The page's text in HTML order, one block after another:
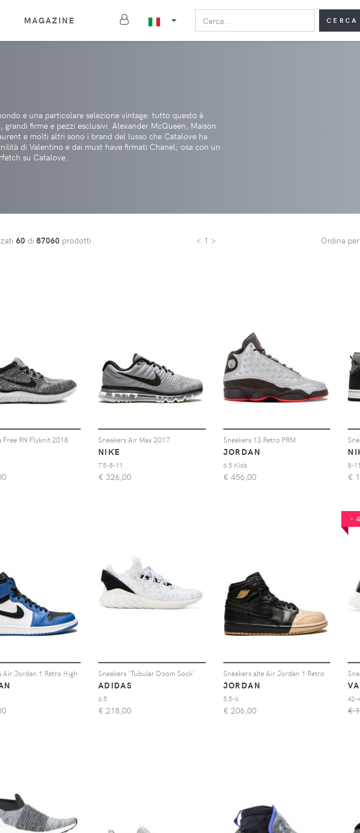
MAGAZINE CERCA
e una particolare selezione vintage: tutto questo è
firme e pezzi esclusivi. Alexander McQueen, Maison
e molti altri sono i brand del lusso che Catalove ha
di Valentino e dai must have firmati Chanel; osa con un
su Catalove.
60 di 87060 prodotti < 1 > Ordina per
Free RN Flyknit 2018 Sneakers Air Max 2017
NIKE
7.5-8-11
€ 326,00
Sneakers 13 Retro PRM
JORDAN
6.5 Kids
€ 456,00
8-
€
Air Jordan 1 Retro High Sneakers 'Tubular Doom Sock'
ADIDAS
6.5
€ 218,00
Sneakers alte Air Jordan 1 Retro
JORDAN
5.5-6
€ 206,00
-
42-
€